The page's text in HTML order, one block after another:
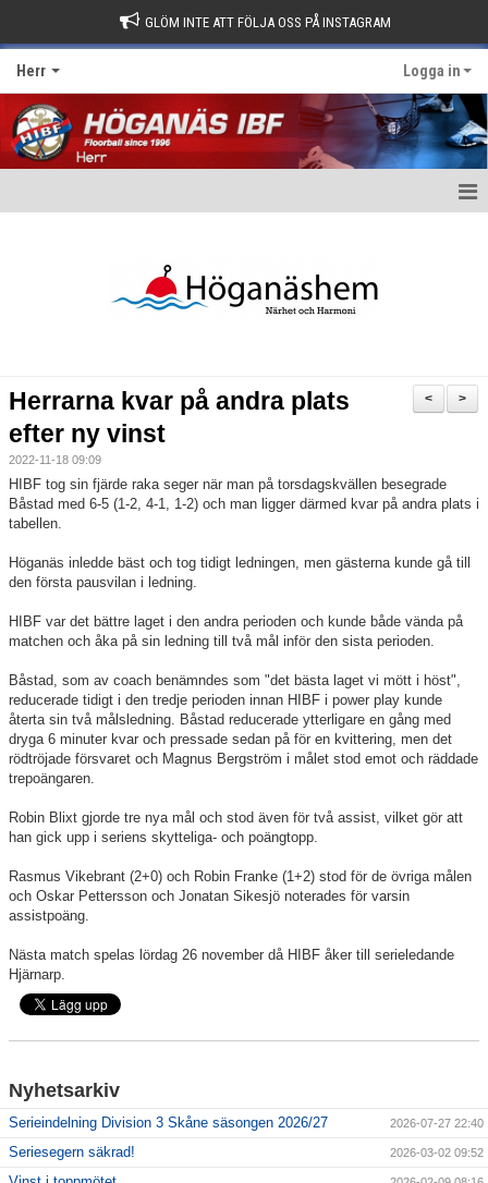
GLÖM INTE ATT FÖLJA OSS PÅ INSTAGRAM
Herr Logga in
Kontakt
>
<
Herrarna kvar på andra plats
efter ny vinst
2022-11-18 09:09
HIBF tog sin fjärde raka seger när man på torsdagskvällen besegrade
Båstad med 6-5 (1-2, 4-1, 1-2) och man ligger därmed kvar på andra plats i
tabellen.
Höganäs inledde bäst och tog tidigt ledningen, men gästerna kunde gå till
den första pausvilan i ledning.
HIBF var det bättre laget i den andra perioden och kunde både vända på
matchen och åka på sin ledning till två mål inför den sista perioden.
Båstad, som av coach benämndes som "det bästa laget vi mött i höst",
reducerade tidigt i den tredje perioden innan HIBF i power play kunde
återta sin två målsledning. Båstad reducerade ytterligare en gång med
dryga 6 minuter kvar och pressade sedan på för en kvittering, men det
rödtröjade försvaret och Magnus Bergström i målet stod emot och räddade
trepoängaren.
Robin Blixt gjorde tre nya mål och stod även för två assist, vilket gör att
han gick upp i seriens skytteliga- och poängtopp.
Rasmus Vikebrant (2+0) och Robin Franke (1+2) stod för de övriga målen
och Oskar Pettersson och Jonatan Sikesjö noterades för varsin
assistpoäng.
Nästa match spelas lördag 26 november då HIBF åker till serieledande
Hjärnarp.
Nyhetsarkiv
Serieindelning Division 3 Skåne säsongen 2026/27 2026-07-27 22:40
Seriesegern säkrad! 2026-03-02 09:52